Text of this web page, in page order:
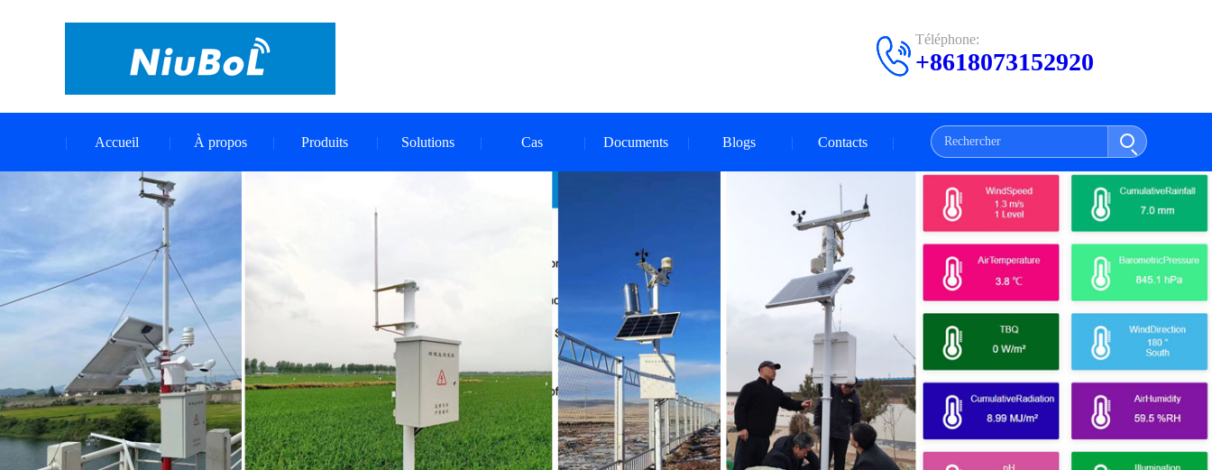
Téléphone:
+8618073152920
Accueil À propos Produits Solutions Cas Documents Blogs Contacts